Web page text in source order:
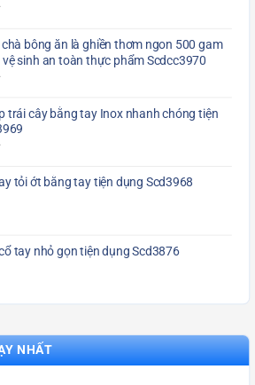
bông ăn là ghiền thơm ngon 500 gam
sinh an toàn thực phẩm Scdcc3970
trái cây bằng tay Inox nhanh chóng tiện
tỏi ớt bằng tay tiện dụng Scd3968
tay nhỏ gọn tiện dụng Scd3876
NHẤT